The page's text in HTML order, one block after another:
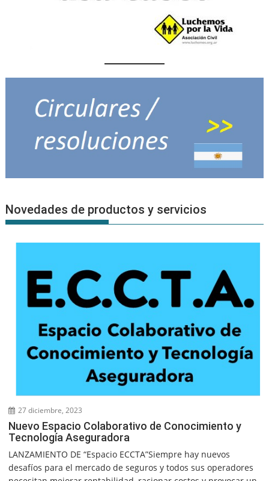
Novedades de productos y servicios
27 diciembre, 2023
Nuevo Espacio Colaborativo de Conocimiento y
Tecnología Aseguradora
LANZAMIENTO DE “Espacio ECCTA”Siempre hay nuevos
desafíos para el mercado de seguros y todos sus operadores